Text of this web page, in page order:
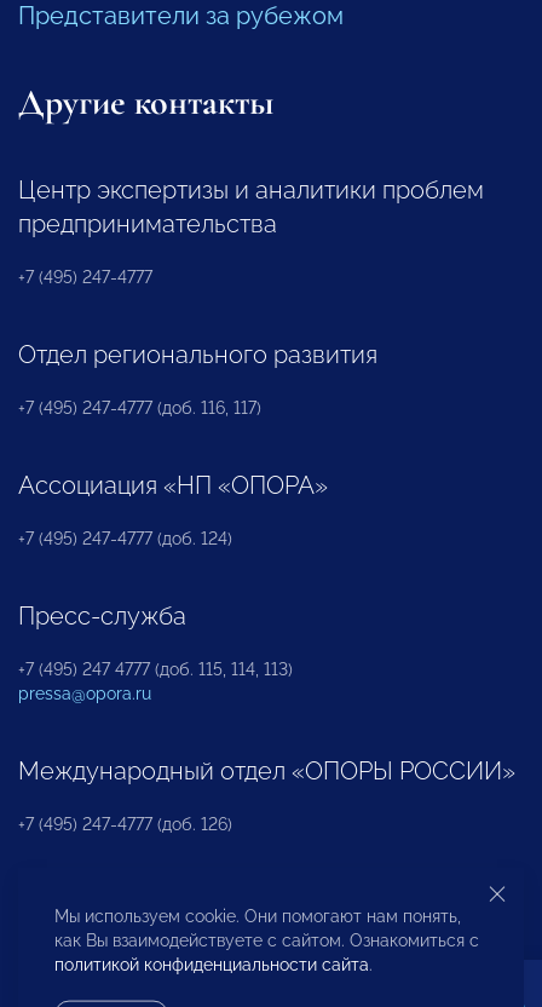
Представители за рубежом
Другие контакты
Центр экспертизы и аналитики проблем
предпринимательства
+7 (495) 247-4777
Отдел регионального развития
+7 (495) 247-4777 (доб. 116, 117)
Ассоциация «НП «ОПОРА»
+7 (495) 247-4777 (доб. 124)
Пресс-служба
+7 (495) 247 4777 (доб. 115, 114, 113)
pressa@opora.ru
Международный отдел «ОПОРЫ РОССИИ»
+7 (495) 247-4777 (доб. 126)
Бюро по защите прав предпринимателей и
инвесторов
Мы используем cookie. Они помогают нам понять,
как Вы взаимодействуете с сайтом. Ознакомиться с
политикой конфиденциальности сайта.